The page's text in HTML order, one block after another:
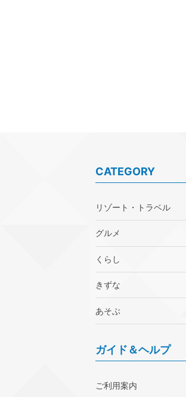
CATEGORY
リゾート・トラベル
グルメ
くらし
きずな
あそぶ
ガイド＆ヘルプ
ご利用案内